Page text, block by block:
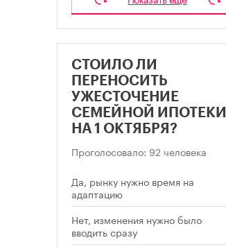
СТОИЛО ЛИ
ПЕРЕНОСИТЬ
УЖЕСТОЧЕНИЕ
СЕМЕЙНОЙ ИПОТЕКИ
НА 1 ОКТЯБРЯ?
Проголосовало: 92 человека
Да, рынку нужно время на
адаптацию
Нет, изменения нужно было
вводить сразу